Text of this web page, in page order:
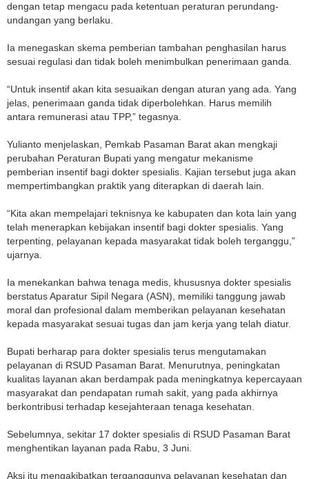
dengan tetap mengacu pada ketentuan peraturan perundang-
undangan yang berlaku.
Ia menegaskan skema pemberian tambahan penghasilan harus
sesuai regulasi dan tidak boleh menimbulkan penerimaan ganda.
“Untuk insentif akan kita sesuaikan dengan aturan yang ada. Yang
jelas, penerimaan ganda tidak diperbolehkan. Harus memilih
antara remunerasi atau TPP,” tegasnya.
Yulianto menjelaskan, Pemkab Pasaman Barat akan mengkaji
perubahan Peraturan Bupati yang mengatur mekanisme
pemberian insentif bagi dokter spesialis. Kajian tersebut juga akan
mempertimbangkan praktik yang diterapkan di daerah lain.
“Kita akan mempelajari teknisnya ke kabupaten dan kota lain yang
telah menerapkan kebijakan insentif bagi dokter spesialis. Yang
terpenting, pelayanan kepada masyarakat tidak boleh terganggu,”
ujarnya.
Ia menekankan bahwa tenaga medis, khususnya dokter spesialis
berstatus Aparatur Sipil Negara (ASN), memiliki tanggung jawab
moral dan profesional dalam memberikan pelayanan kesehatan
kepada masyarakat sesuai tugas dan jam kerja yang telah diatur.
Bupati berharap para dokter spesialis terus mengutamakan
pelayanan di RSUD Pasaman Barat. Menurutnya, peningkatan
kualitas layanan akan berdampak pada meningkatnya kepercayaan
masyarakat dan pendapatan rumah sakit, yang pada akhirnya
berkontribusi terhadap kesejahteraan tenaga kesehatan.
Sebelumnya, sekitar 17 dokter spesialis di RSUD Pasaman Barat
menghentikan layanan pada Rabu, 3 Juni.
Aksi itu mengakibatkan terganggunya pelayanan kesehatan dan